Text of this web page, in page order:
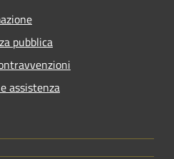
pubblica
assistenza